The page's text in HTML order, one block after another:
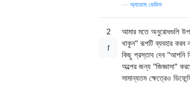
অ্যাডাম ডেভিস
2
আমার মতে অনুরোধগুলি
থাকুন" রূপটি ব্যবহার
কিছু প্রস্তাব দেব "আপনি
অল্পের জন্য "জিজ্ঞাসা"
সামান্যতম ক্ষেত্রেও